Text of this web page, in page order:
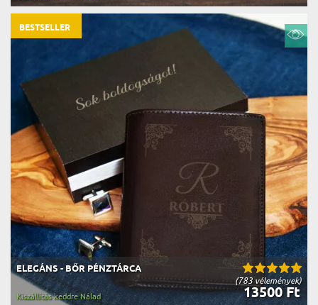
(783 vélemények)
ELEGÁNS - BŐR PÉNZTÁRCA
13500 Ft
Kiszállítás keddre Nálad
BESTSELLER